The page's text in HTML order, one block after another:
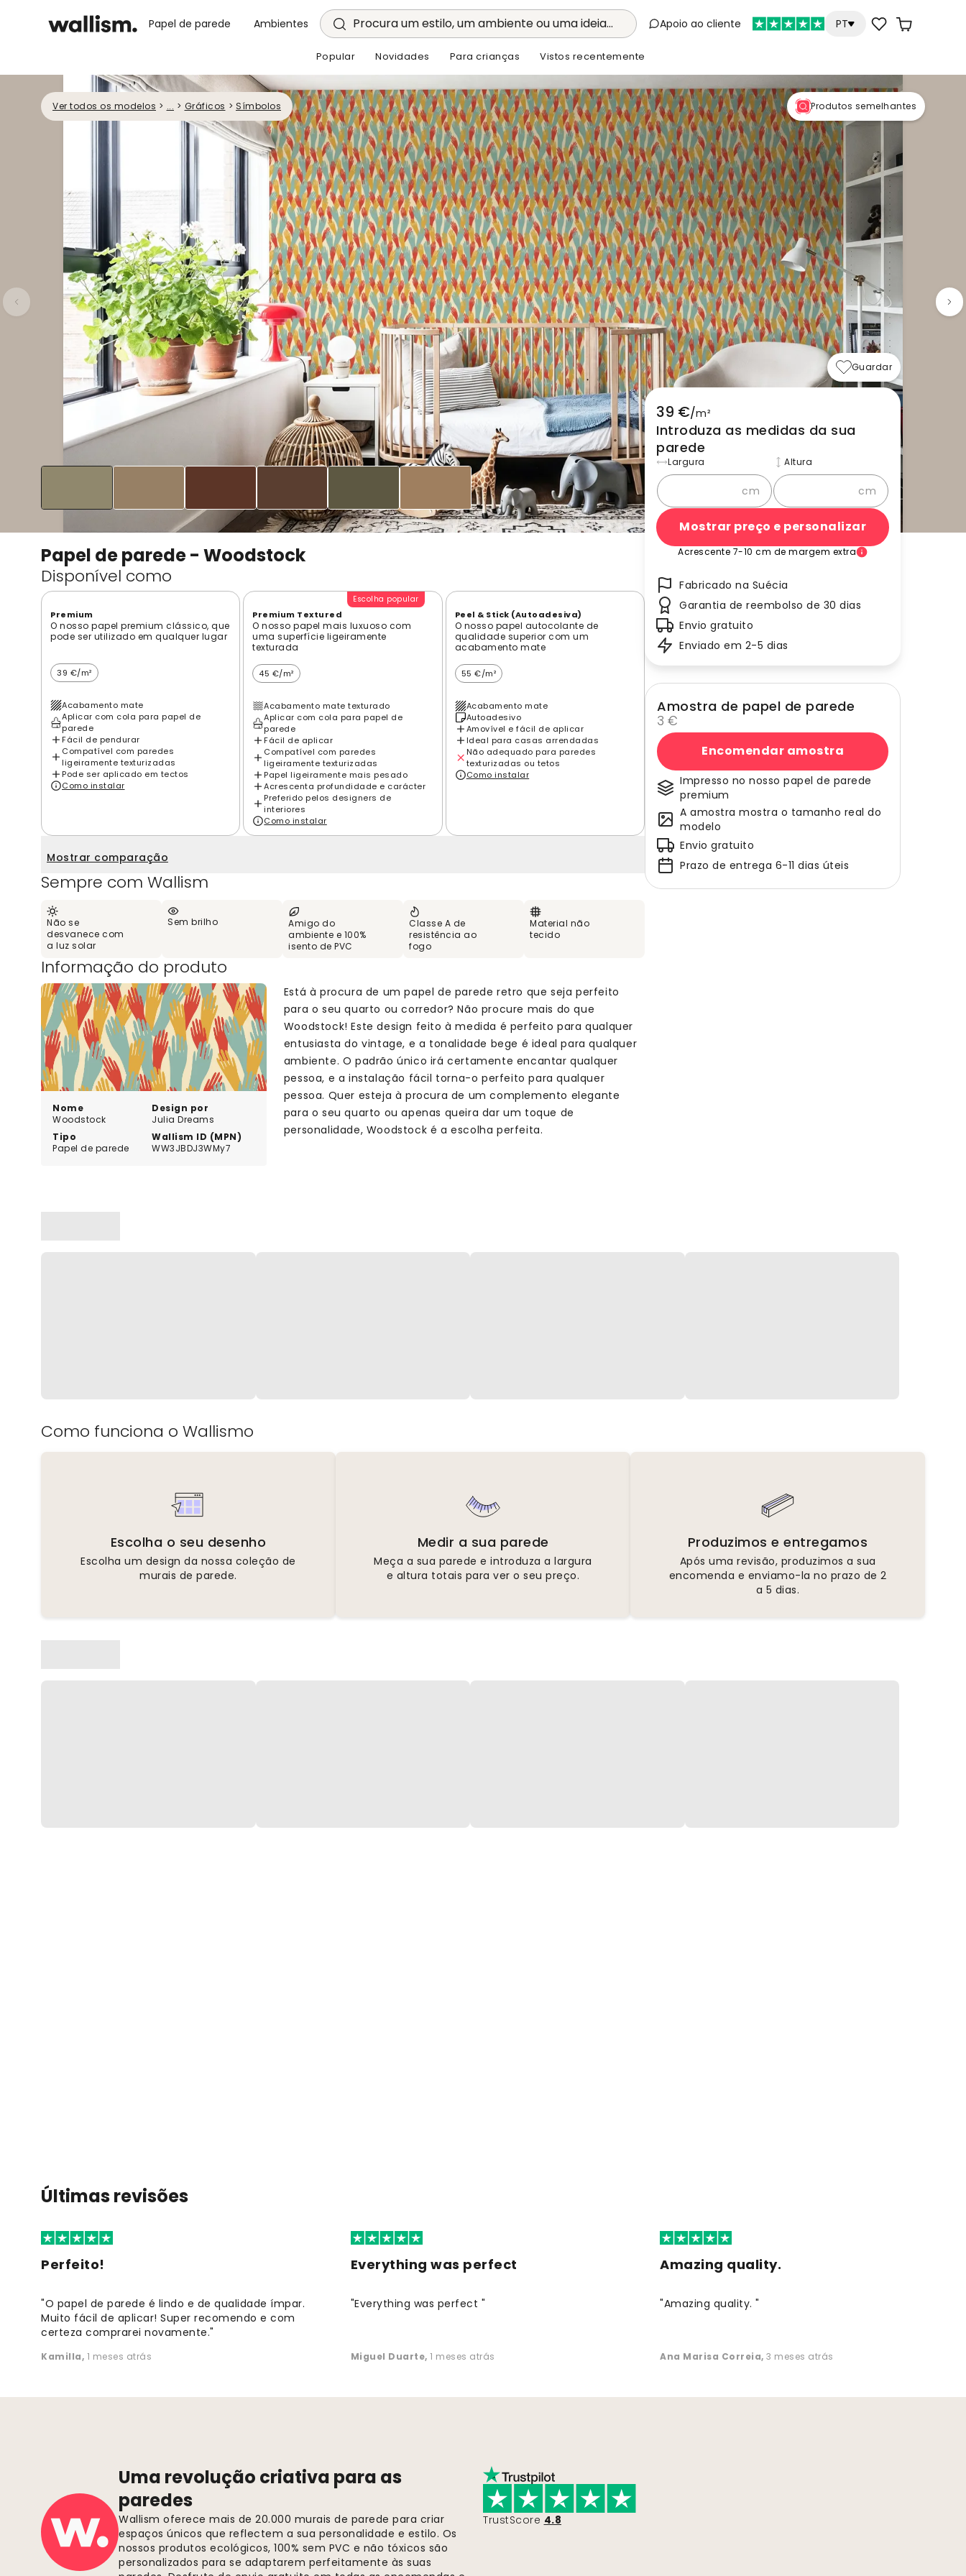
Papel de parede Ambientes Procura um estilo, um ambiente ou uma ideia... Apoio ao cliente PT
Popular Novidades Para crianças Vistos recentemente
Ver todos os modelos > ... > Gráficos > Símbolos Produtos semelhantes
Papel de parede - Woodstock
Disponível como
Premium
O nosso papel premium clássico, que
pode ser utilizado em qualquer lugar
39 €/m²
Acabamento mate
Aplicar com cola para papel de
parede
Fácil de pendurar
Compatível com paredes
ligeiramente texturizadas
Pode ser aplicado em tectos
Como instalar
Escolha popular
Premium Textured
O nosso papel mais luxuoso com
uma superfície ligeiramente
texturada
45 €/m²
Acabamento mate texturado
Aplicar com cola para papel de
parede
Fácil de aplicar
Compatível com paredes
ligeiramente texturizadas
Papel ligeiramente mais pesado
Acrescenta profundidade e carácter
Preferido pelos designers de
interiores
Como instalar
Peel & Stick (Autoadesiva)
O nosso papel autocolante de
qualidade superior com um
acabamento mate
55 €/m²
Acabamento mate
Autoadesivo
Amovível e fácil de aplicar
Ideal para casas arrendadas
Não adequado para paredes
texturizadas ou tetos
Como instalar
Mostrar comparação
Sempre com Wallism
Não se
desvanece com
a luz solar
Sem brilho
Amigo do
ambiente e 100%
isento de PVC
Classe A de
resistência ao
fogo
Material não
tecido
Informação do produto
Nome
Woodstock
Design por
Julia Dreams
Tipo
Papel de parede
Wallism ID (MPN)
WW3JBDJ3WMy7
Está à procura de um papel de parede retro que seja perfeito
para o seu quarto ou corredor? Não procure mais do que
Woodstock! Este design feito à medida é perfeito para qualquer
entusiasta do vintage, e a tonalidade bege é ideal para qualquer
ambiente. O padrão único irá certamente encantar qualquer
pessoa, e a instalação fácil torna-o perfeito para qualquer
pessoa. Quer esteja à procura de um complemento elegante
para o seu quarto ou apenas queira dar um toque de
personalidade, Woodstock é a escolha perfeita.
Guardar
39 €/m²
Introduza as medidas da sua
parede
Largura
cm
Altura
cm
Mostrar preço e personalizar
Acrescente 7-10 cm de margem extra
Fabricado na Suécia
Garantia de reembolso de 30 dias
Envio gratuito
Enviado em 2-5 dias
Amostra de papel de parede
3 €
Encomendar amostra
Impresso no nosso papel de parede
premium
A amostra mostra o tamanho real do
modelo
Envio gratuito
Prazo de entrega 6-11 dias úteis
Como funciona o Wallismo
Escolha o seu desenho
Escolha um design da nossa coleção de
murais de parede.
Medir a sua parede
Meça a sua parede e introduza a largura
e altura totais para ver o seu preço.
Produzimos e entregamos
Após uma revisão, produzimos a sua
encomenda e enviamo-la no prazo de 2
a 5 dias.
Últimas revisões
Perfeito!
"O papel de parede é lindo e de qualidade ímpar.
Muito fácil de aplicar! Super recomendo e com
certeza comprarei novamente."
Kamilla, 1 meses atrás
Everything was perfect
"Everything was perfect "
Miguel Duarte, 1 meses atrás
Amazing quality.
"Amazing quality. "
Ana Marisa Correia, 3 meses atrás
Uma revolução criativa para as
paredes
Wallism oferece mais de 20.000 murais de parede para criar
espaços únicos que reflectem a sua personalidade e estilo. Os
nossos produtos ecológicos, 100% sem PVC e não tóxicos são
personalizados para se adaptarem perfeitamente às suas
TrustScore 4.8